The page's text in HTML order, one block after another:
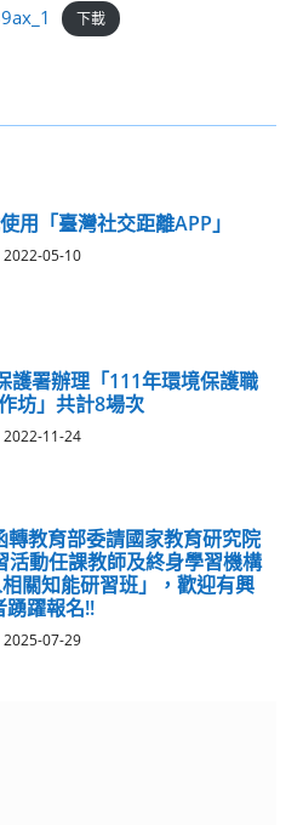
下載
用「臺灣社交距離APP」
2022-05-10
護署辦理「111年環境保護職
坊」共計8場次
2022-11-24
教育部委請國家教育研究院
動任課教師及終身學習機構
關知能研習班」，歡迎有興
踴躍報名!!
2025-07-29